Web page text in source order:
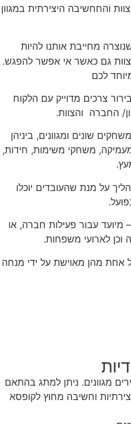
והחחשיבה היצירתית במגוון
מחייבת אותנו להיות
גם כאשר אי אפשר להפגש.
לכם
צרכים מדוייק עם הלקוח
החברה והצוות.
שונים ומגוונים, ביניהן
משחקי משימות, חידות,
על מנת שהעובדים יוכלו
– מיועד עבור פעילות חברה, או
וכן לארועי משפחות.
מהן מאוישת על ידי מנחה
מגוונים. ניתן למתג בהתאם
וחשיבה מחוץ לקופסא